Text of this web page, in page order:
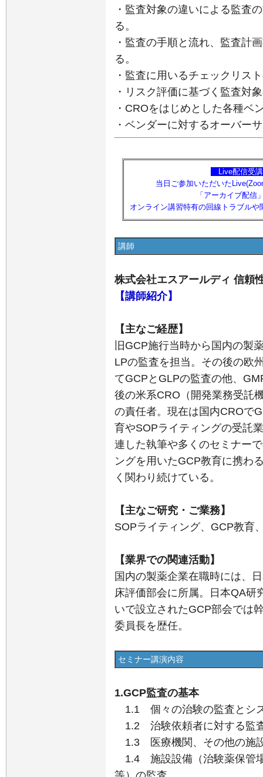
・監査対象の違いによる監査
る。
・監査の手順と流れ、監査計
る。
・監査に用いるチェックリス
・リスク評価に基づく監査対
・CROをはじめとした各種ベ
・ベンダーに対するオーバー
Live配信受
当日ご参加いただいた
「アーカイブ配信
オンライン講習特有の回線トラブル
講師
株式会社エスアールディ 信頼
【講師紹介】
【主なご経歴】
旧GCP施行当時から国内の製
LPの監査を担当。その後の欧
てGCPとGLPの監査の他、
後の米系CRO（開発業務受託
の責任者。現在は国内CROで
育やSOPライティングの受託
連した執筆や多くのセミナー
ングを用いたGCP教育に携わ
く関わり続けている。
【主なご研究・ご業務】
SOPライティング、GCP教育
【業界での関連活動】
国内の製薬企業在職時には、
床評価部会に所属。日本QA研
いで設立されたGCP部会では
委員長を歴任。
セミナー講演内容
1.GCP監査の基本
1.1 個々の治験の監査とシ
1.2 治験依頼者に対する監
1.3 医療機関、その他の施
1.4 施設設備（治験薬保管